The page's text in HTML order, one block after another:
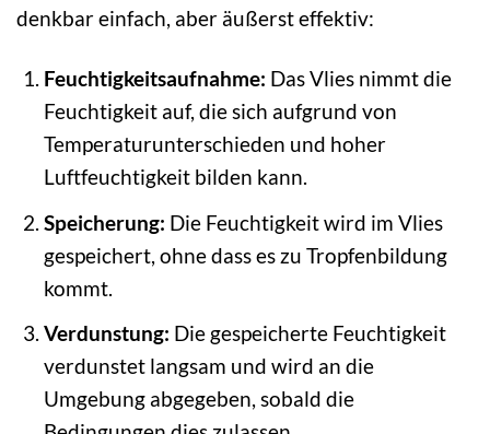
denkbar einfach, aber äußerst effektiv:
Feuchtigkeitsaufnahme: Das Vlies nimmt die
Feuchtigkeit auf, die sich aufgrund von
Temperaturunterschieden und hoher
Luftfeuchtigkeit bilden kann.
Speicherung: Die Feuchtigkeit wird im Vlies
gespeichert, ohne dass es zu Tropfenbildung
kommt.
Verdunstung: Die gespeicherte Feuchtigkeit
verdunstet langsam und wird an die
Umgebung abgegeben, sobald die